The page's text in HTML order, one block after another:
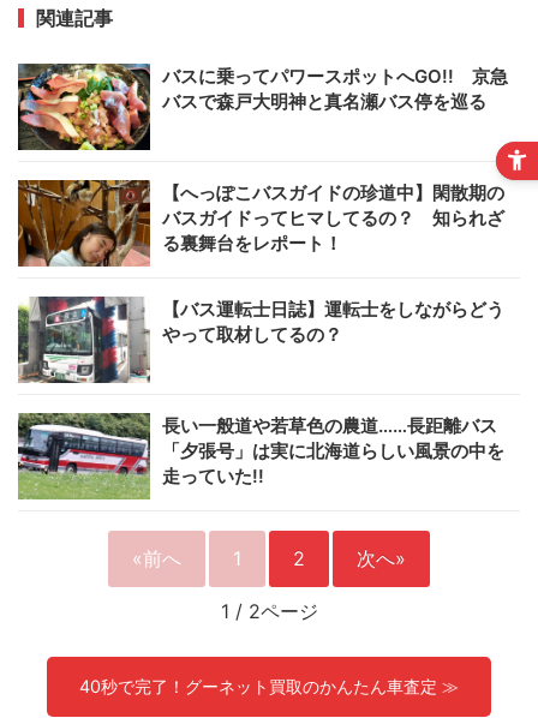
関連記事
バスに乗ってパワースポットへGO!! 京急
バスで森戸大明神と真名瀬バス停を巡る
【へっぽこバスガイドの珍道中】閑散期の
バスガイドってヒマしてるの？ 知られざ
る裏舞台をレポート！
【バス運転士日誌】運転士をしながらどう
やって取材してるの？
長い一般道や若草色の農道……長距離バス
「夕張号」は実に北海道らしい風景の中を
走っていた!!
«前へ 1 2 次へ»
1 / 2ページ
40秒で完了！グーネット買取のかんたん車査定 ≫